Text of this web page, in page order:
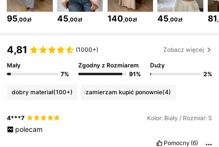
2M Obserwujący
4,84 2M Obserwujący
95,00zł 45,00zł 140,00zł 45,00zł 81
4,81 (1000+) Zobacz więcej
Mały
7%
Zgodny z Rozmiarem
91%
Duży
2%
dobry materiał(100+) zamierzam kupić ponownie(4)
4***7 Kolor: Biały / Rozmiar: S
polecam
Pomocny (6)